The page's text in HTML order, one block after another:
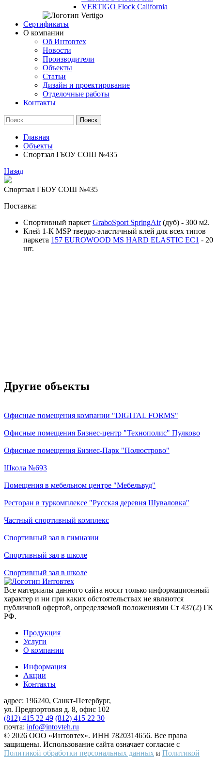
VERTIGO Flock California
Сертификаты
О компании
Об Интовтех
Новости
Производители
Объекты
Статьи
Дизайн и проектирование
Отделочные работы
Контакты
Главная
Объекты
Спортзал ГБОУ СОШ №435
Назад
Спортзал ГБОУ СОШ №435
Поставка:
Спортивный паркет GraboSport SpringAir(дуб) - 300 м2.
Клей 1-К MSP твердо-эластичный клей для всех типов
паркета 157 EUROWOOD MS HARD ELASTIC EC1 - 20
шт.
Другие объекты
Офисные помещения компании "DIGITAL FORMS"
Офисные помещения Бизнес-центр "Технополис" Пулково
Офисные помещения Бизнес-Парк "Полюстрово"
Школа №693
Помещения в мебельном центре "Мебельвуд"
Ресторан в туркомплексе "Русская деревня Шуваловка"
Частный спортивный комплекс
Спортивный зал в гимназии
Спортивный зал в школе
Спортивный зал в школе
Все материалы данного сайта носят только информационный
характер и ни при каких обстоятельствах не являются
публичной офертой, определяемой положениями Ст 437(2) ГК
РФ.
Продукция
Услуги
О компании
Информация
Акции
Контакты
адрес: 196240, Санкт-Петербург,
ул. Предпортовая д. 8, офис 102
(812) 415 22 49 (812) 415 22 30
почта: info@intovteh.ru
© 2026 ООО «Интовтех». ИНН 7820314656. Все права
защищены. Использование сайта означает согласие с
Политикой обработки персональных данных и Политикой